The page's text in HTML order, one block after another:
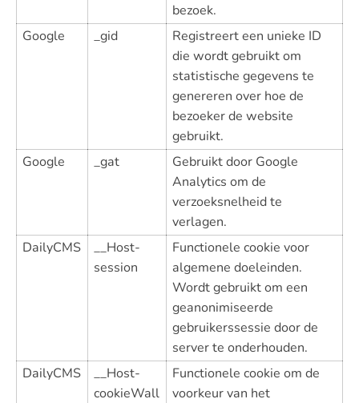
bezoek.
Google
_gid
Registreert een unieke ID
die wordt gebruikt om
statistische gegevens te
genereren over hoe de
bezoeker de website
gebruikt.
Google
_gat
Gebruikt door Google
Analytics om de
verzoeksnelheid te
verlagen.
DailyCMS
__Host-
session
Functionele cookie voor
algemene doeleinden.
Wordt gebruikt om een
geanonimiseerde
gebruikerssessie door de
server te onderhouden.
DailyCMS
__Host-
cookieWall
Functionele cookie om de
voorkeur van het